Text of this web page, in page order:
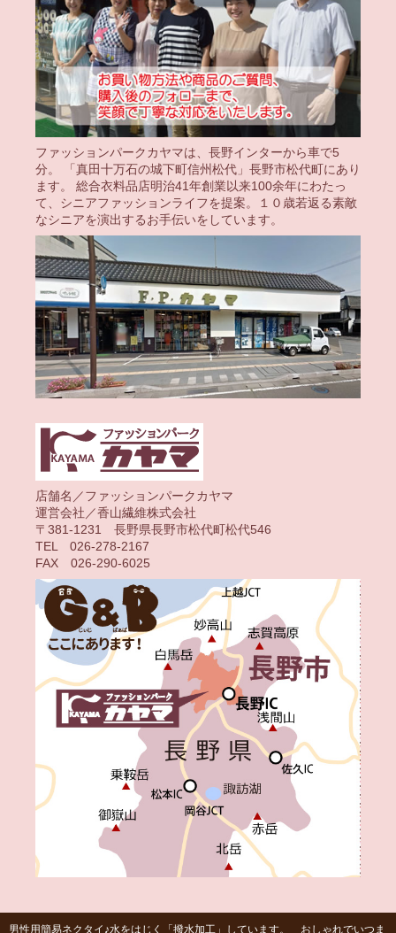
ファッションパークカヤマは、長野インターから車で5
分。 「真田十万石の城下町信州松代」長野市松代町にあり
ます。 総合衣料品店明治41年創業以来100余年にわたっ
て、シニアファッションライフを提案。１０歳若返る素敵
なシニアを演出するお手伝いをしています。
店舗名／ファッションパークカヤマ
運営会社／香山繊維株式会社
〒381-1231 長野県長野市松代町松代546
TEL 026-278-2167
FAX 026-290-6025
男性用簡易ネクタイ♪水をはじく「撥水加工」しています。 おしゃれでいつま